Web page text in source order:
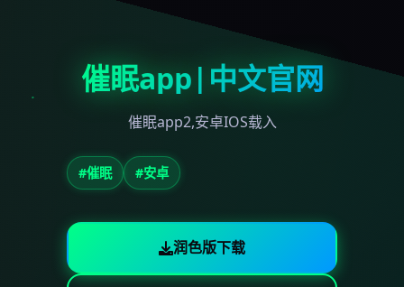
催眠app|中文官网
催眠app2,安卓IOS载入
#催眠 #安卓
润色版下载